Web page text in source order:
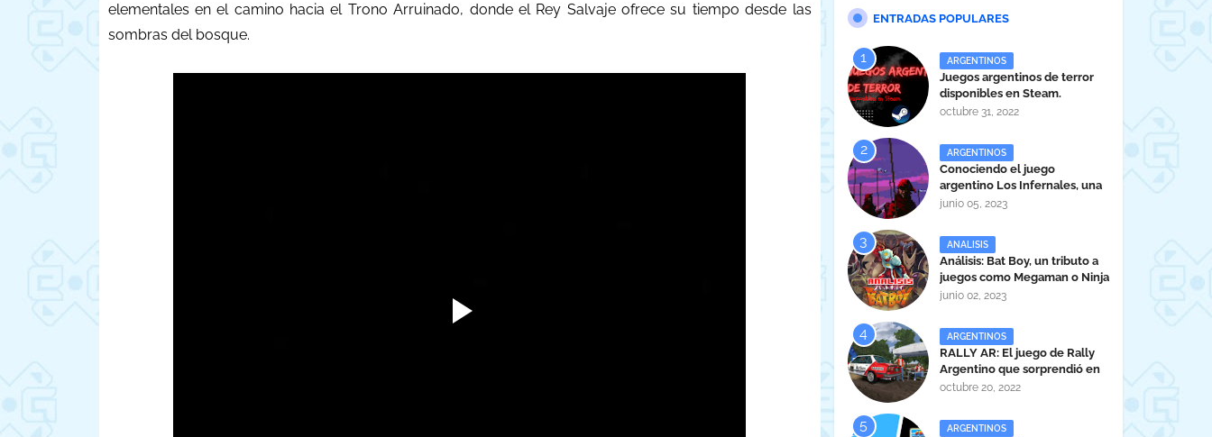
elementales en el camino hacia el Trono Arruinado, donde el Rey Salvaje ofrece su tiempo desde las
sombras del bosque.
ENTRADAS POPULARES
ARGENTINOS
Juegos argentinos de terror
disponibles en Steam.
octubre 31, 2022
ARGENTINOS
Conociendo el juego
argentino Los Infernales, una
maravilla tucumana
junio 05, 2023
ANALISIS
Análisis: Bat Boy, un tributo a
juegos como Megaman o Ninja
Gaiden
junio 02, 2023
ARGENTINOS
RALLY AR: El juego de Rally
Argentino que sorprendió en
la EVA 2022.
octubre 20, 2022
ARGENTINOS